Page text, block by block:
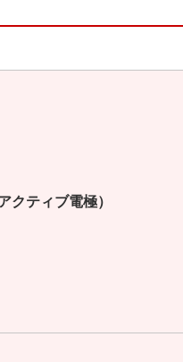
クティブ電極）